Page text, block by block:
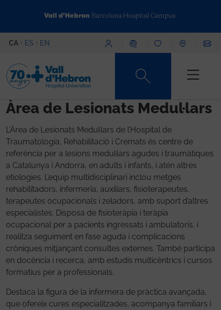
CA ES EN Menú superior
Content type
Àrea de Lesionats Medul·lars
L’Àrea de Lesionats Medul·lars de l’Hospital de
Traumatologia, Rehabilitació i Cremats és centre de
referència per a lesions medul·lars agudes i traumàtiques
a Catalunya i Andorra, en adults i infants, i atén altres
etiologies. L’equip multidisciplinari inclou metges
rehabilitadors, infermeria, auxiliars, fisioterapeutes,
terapeutes ocupacionals i zeladors, amb suport d’altres
especialistes. Disposa de fisioteràpia i teràpia
ocupacional per a pacients ingressats i ambulatoris, i
realitza seguiment en fase aguda i complicacions
cròniques mitjançant consultes externes. També participa
en docència i recerca, amb estudis multicèntrics i cursos
formatius per a professionals.
Destaca la figura de la infermera de pràctica avançada,
que ofereix cures especialitzades, acompanya familiars i